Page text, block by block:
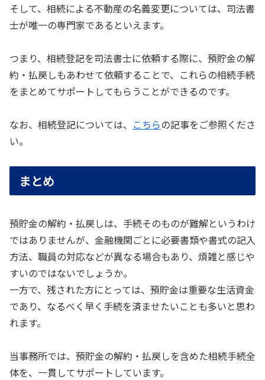
そして、相続による不動産の名義変更については、司法書
士が唯一の専門家であるといえます。
つまり、相続登記を司法書士に依頼する際に、預貯金の解
約・払戻しもあわせて依頼することで、これらの相続手続
をまとめてサポートしてもらうことができるのです。
なお、相続登記については、 こちらの記事をご参照くださ
い。
まとめ
預貯金の解約・払戻しは、手続そのものが難解というわけ
ではありませんが、金融機関ごとに必要書類や書式の記入
方法、職員の対応などが異なる場合もあり、煩雑と感じや
すいのではないでしょうか。
一方で、残された方にとっては、預貯金は重要な生活資金
であり、なるべく早く手続を済ませたいことも多いと思わ
れます。
当事務所では、預貯金の解約・払戻しを含めた相続手続全
体を、一貫してサポートしています。